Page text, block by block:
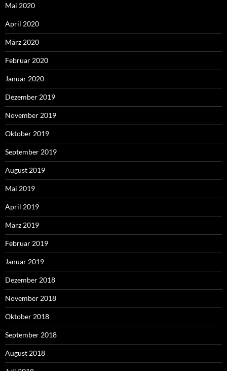
Mai 2020
April 2020
März 2020
Februar 2020
Januar 2020
Dezember 2019
November 2019
Oktober 2019
September 2019
August 2019
Mai 2019
April 2019
März 2019
Februar 2019
Januar 2019
Dezember 2018
November 2018
Oktober 2018
September 2018
August 2018